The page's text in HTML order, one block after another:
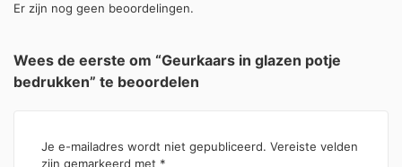
Er zijn nog geen beoordelingen.
Wees de eerste om “Geurkaars in glazen potje
bedrukken” te beoordelen
Je e-mailadres wordt niet gepubliceerd. Vereiste velden
zijn gemarkeerd met *